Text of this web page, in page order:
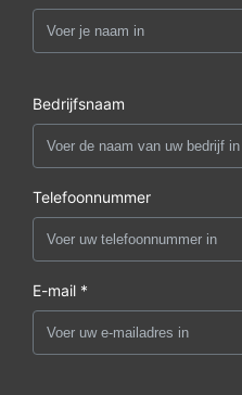
Bedrijfsnaam
Telefoonnummer
E-mail *